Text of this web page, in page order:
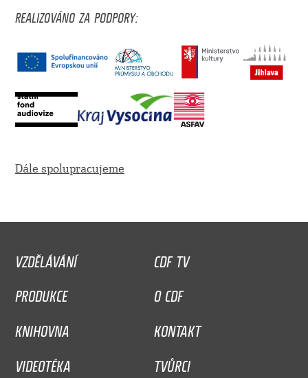
REALIZOVÁNO ZA PODPORY:
Dále spolupracujeme
VZDĚLÁVÁNÍ
CDF TV
PRODUKCE
O CDF
KNIHOVNA
KONTAKT
VIDEOTÉKA
TVŮRCI